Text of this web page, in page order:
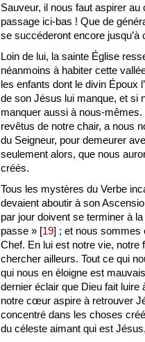
Sauveur, il nous faut aspirer
passage ici-bas ! Que de
se succéderont encore jusqu’à
Loin de lui, la sainte Église
néanmoins à habiter cette
les enfants dont le divin Époux
de son Jésus lui manque, et si
manquer aussi à nous-
revêtus de notre chair, a nous
du Seigneur, pour demeurer
seulement alors, que nous
créés.
Tous les mystères du Verbe
devaient aboutir à son
par jour doivent se terminer à
passe » [19] ; et nous sommes
Chef. En lui est notre vie, notre
chercher ailleurs. Tout ce qui
qui nous en éloigne est
dernier éclair que Dieu fait
notre cœur aspire à retrouver
concentré dans les choses
du céleste aimant qui est